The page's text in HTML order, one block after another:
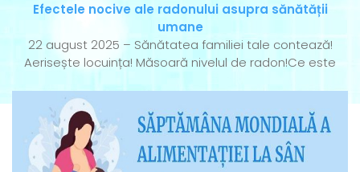
Efectele nocive ale radonului asupra sănătății
umane
22 august 2025 – Sănătatea familiei tale contează!
Aerisește locuința! Măsoară nivelul de radon!Ce este